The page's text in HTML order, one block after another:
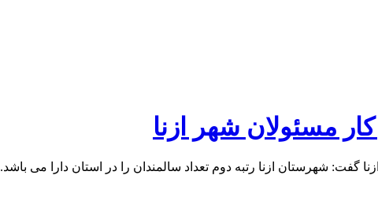
مسئولان شهر ازنا
گفت: شهرستان ازنا رتبه دوم تعداد سالمندان را در استان دارا می باشد.